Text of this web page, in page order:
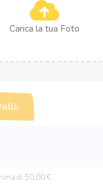
Carica la tua Foto
di 50,00 €